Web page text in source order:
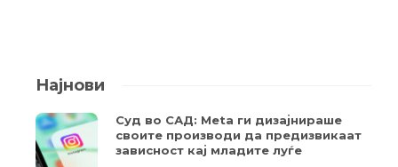
Најнови
Суд во САД: Meta ги дизајнираше
своите производи да предизвикаат
зависност кај младите луѓе